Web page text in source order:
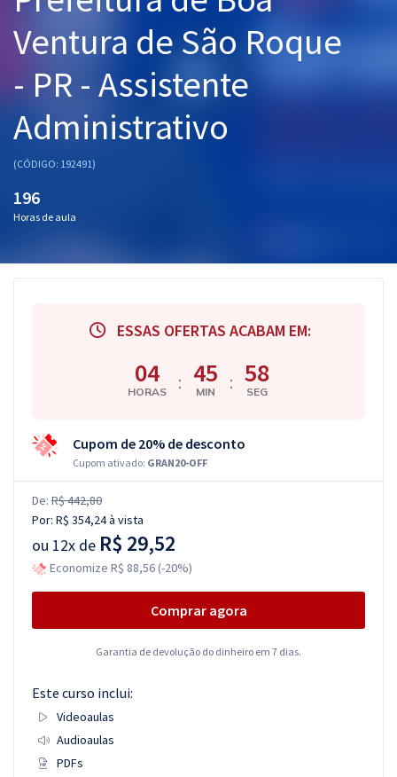
Graduação
OAB
Mentorias
Conteúdo gratuito
Atendimento
Ventura de São Roque
- PR - Assistente
Administrativo
(CÓDIGO: 192491)
196
Horas de aula
ESSAS OFERTAS ACABAM EM:
04
HORAS : 45
MIN : 57
SEG
Cupom de 20% de desconto
Cupom ativado: GRAN20-OFF
De: R$ 442,80
Por: R$ 354,24à vista
ou 12x de R$ 29,52
Economize R$ 88,56 (-20%)
Comprar agora
Garantia de devolução do dinheiro em 7 dias.
Este curso inclui:
Videoaulas
Audioaulas
PDFs